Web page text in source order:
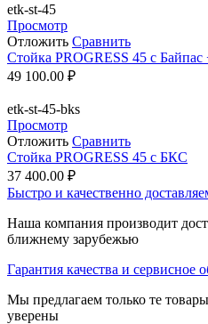
etk-st-45
Просмотр
Отложить Сравнить
Стойка PROGRESS 45 c
49 100.00 ₽
etk-st-45-bks
Просмотр
Отложить Сравнить
Стойка PROGRESS 45 с БКС
37 400.00 ₽
Быстро и качественно
Наша компания производит
ближнему зарубежью
Гарантия качества и сервисное
Мы предлагаем только те
уверены